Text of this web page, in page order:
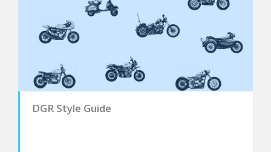
DGR Style Guide